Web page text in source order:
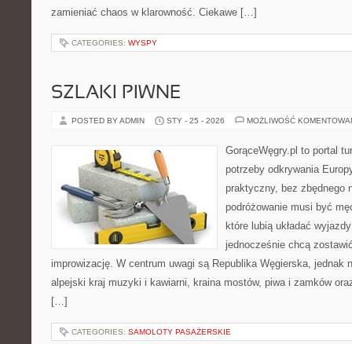
zamieniać chaos w klarowność. Ciekawe […]
CATEGORIES: WYSPY
SZLAKI PIWNE
POSTED BY ADMIN STY - 25 - 2026 MOŻLIWOŚĆ
GorąceWęgry.pl to portal
potrzeby odkrywania
praktyczny, bez zbędnego
podróżowanie musi być
które lubią układać
jednocześnie chcą
improwizację. W centrum uwagi są Republika Węgierska, jednak
alpejski kraj muzyki i kawiarni, kraina mostów, piwa i zamków
[…]
CATEGORIES: SAMOLOTY PASAŻERSKIE